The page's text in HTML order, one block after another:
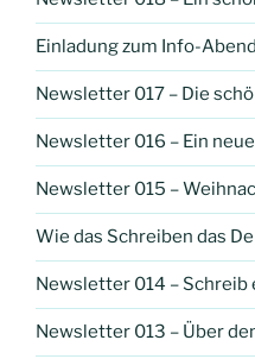
Einladung zum Info-
Newsletter 017 – Die
Newsletter 016 – Ein
Newsletter 015 –
Wie das Schreiben das
Newsletter 014 – Schreib
Newsletter 013 – Über